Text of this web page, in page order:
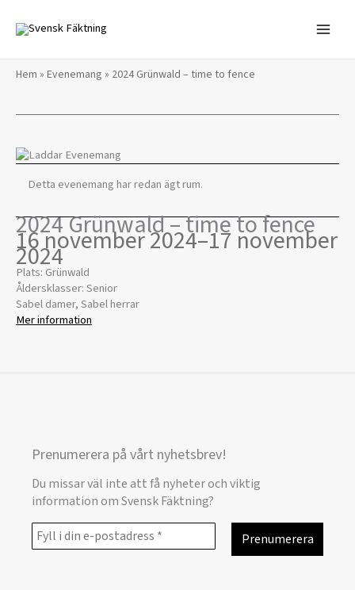
innehåll
Hem » Evenemang » 2024 Grünwald – time to fence
Detta evenemang har redan ägt rum.
2024 Grünwald – time to fence
16 november 2024–17 november
2024
Plats: Grünwald
Åldersklasser: Senior
Sabel damer, Sabel herrar
Mer information
Prenumerera på vårt nyhetsbrev!
Du missar väl inte att få nyheter och viktig
information om Svensk Fäktning?